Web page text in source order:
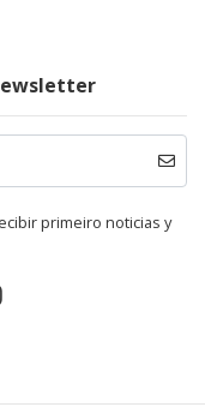
primeiro noticias y